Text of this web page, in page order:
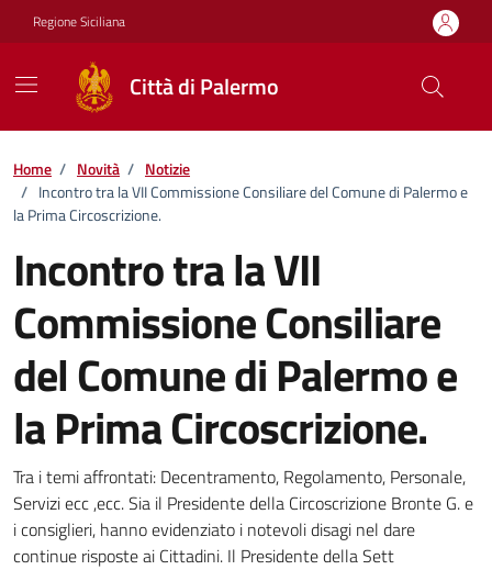
Vai ai contenuti
Vai al footer
Regione Siciliana
Città di Palermo
Home / Novità / Notizie
/ Incontro tra la VII Commissione Consiliare del Comune di Palermo e
la Prima Circoscrizione.
Incontro tra la VII
Commissione Consiliare
del Comune di Palermo e
la Prima Circoscrizione.
Dettagli della notizia
Tra i temi affrontati: Decentramento, Regolamento, Personale,
Servizi ecc ,ecc. Sia il Presidente della Circoscrizione Bronte G. e
i consiglieri, hanno evidenziato i notevoli disagi nel dare
continue risposte ai Cittadini. Il Presidente della Sett